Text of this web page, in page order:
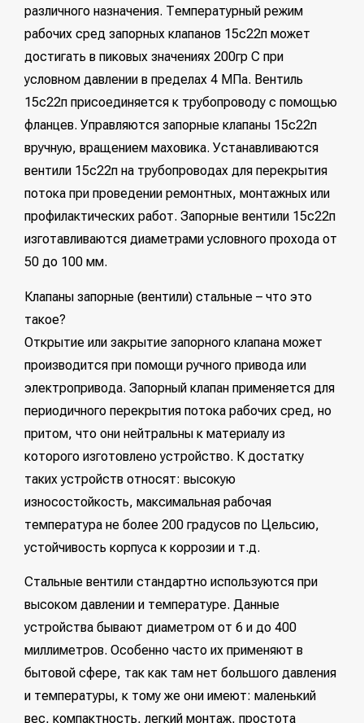
различного назначения. Температурный режим
рабочих сред запорных клапанов 15с22п может
достигать в пиковых значениях 200гр С при
условном давлении в пределах 4 МПа. Вентиль
15с22п присоединяется к трубопроводу с помощью
фланцев. Управляются запорные клапаны 15с22п
вручную, вращением маховика. Устанавливаются
вентили 15с22п на трубопроводах для перекрытия
потока при проведении ремонтных, монтажных или
профилактических работ. Запорные вентили 15с22п
изготавливаются диаметрами условного прохода от
50 до 100 мм.
Клапаны запорные (вентили) стальные – что это
такое?
Открытие или закрытие запорного клапана может
производится при помощи ручного привода или
электропривода. Запорный клапан применяется для
периодичного перекрытия потока рабочих сред, но
притом, что они нейтральны к материалу из
которого изготовлено устройство. К достатку
таких устройств относят: высокую
износостойкость, максимальная рабочая
температура не более 200 градусов по Цельсию,
устойчивость корпуса к коррозии и т.д.
Стальные вентили стандартно используются при
высоком давлении и температуре. Данные
устройства бывают диаметром от 6 и до 400
миллиметров. Особенно часто их применяют в
бытовой сфере, так как там нет большого давления
и температуры, к тому же они имеют: маленький
вес, компактность, легкий монтаж, простота